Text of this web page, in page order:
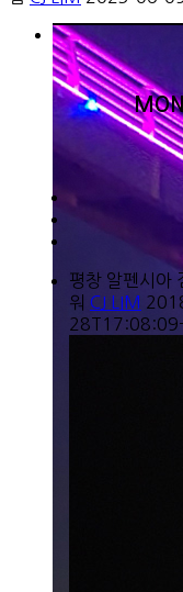
평창 알펜시아
워 CJ LIM